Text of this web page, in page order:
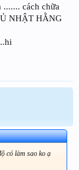
cách chữa
NHẬT HẰNG
có làm sao ko ạ